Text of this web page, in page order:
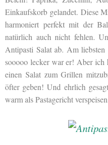
Einkaufskorb gelandet. Diese
harmoniert perfekt mit der
natürlich auch nicht fehlen.
Antipasti Salat ab. Am
sooooo lecker war er! Aber ich
einen Salat zum Grillen
öfter geben! Und ehrlich
warm als Pastagericht